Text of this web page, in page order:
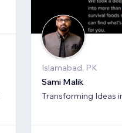
Islamabad, PK
Sami Malik
Transforming Ideas